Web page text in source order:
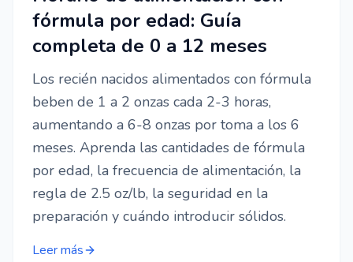
fórmula por edad: Guía
completa de 0 a 12 meses
Los recién nacidos alimentados con fórmula
beben de 1 a 2 onzas cada 2-3 horas,
aumentando a 6-8 onzas por toma a los 6
meses. Aprenda las cantidades de fórmula
por edad, la frecuencia de alimentación, la
regla de 2.5 oz/lb, la seguridad en la
preparación y cuándo introducir sólidos.
Leer más